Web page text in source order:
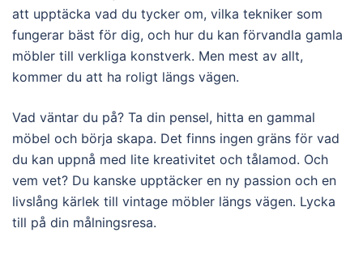
att upptäcka vad du tycker om, vilka tekniker som
fungerar bäst för dig, och hur du kan förvandla gamla
möbler till verkliga konstverk. Men mest av allt,
kommer du att ha roligt längs vägen.
Vad väntar du på? Ta din pensel, hitta en gammal
möbel och börja skapa. Det finns ingen gräns för vad
du kan uppnå med lite kreativitet och tålamod. Och
vem vet? Du kanske upptäcker en ny passion och en
livslång kärlek till vintage möbler längs vägen. Lycka
till på din målningsresa.